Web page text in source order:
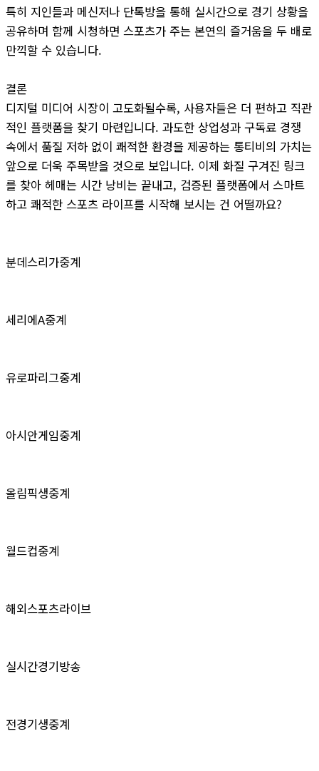
특히 지인들과 메신저나 단톡방을 통해 실시간으로 경기 상황을
공유하며 함께 시청하면 스포츠가 주는 본연의 즐거움을 두 배로
만끽할 수 있습니다.
결론
디지털 미디어 시장이 고도화될수록, 사용자들은 더 편하고 직관
적인 플랫폼을 찾기 마련입니다. 과도한 상업성과 구독료 경쟁
속에서 품질 저하 없이 쾌적한 환경을 제공하는 통티비의 가치는
앞으로 더욱 주목받을 것으로 보입니다. 이제 화질 구겨진 링크
를 찾아 헤매는 시간 낭비는 끝내고, 검증된 플랫폼에서 스마트
하고 쾌적한 스포츠 라이프를 시작해 보시는 건 어떨까요?
분데스리가중계
세리에A중계
유로파리그중계
아시안게임중계
올림픽생중계
월드컵중계
해외스포츠라이브
실시간경기방송
전경기생중계